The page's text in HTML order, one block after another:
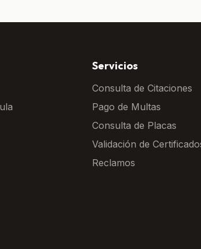
Servicios
Consulta de Citaciones
Pago de Multas
Consulta de Placas
Validación de
Reclamos